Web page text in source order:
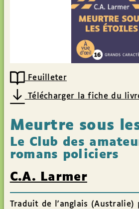
Feuilleter
Télécharger la fiche du
Meurtre sous
Le Club des
romans policiers
C.A. Larmer
Traduit de l'anglais (Australie)